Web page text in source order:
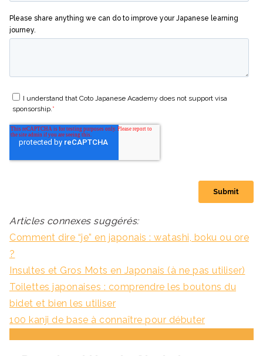
Articles connexes suggérés:
Comment dire “je” en japonais : watashi, boku ou ore
?
Insultes et Gros Mots en Japonais (à ne pas utiliser)
Toilettes japonaises : comprendre les boutons du
bidet et bien les utiliser
100 kanji de base à connaître pour débuter